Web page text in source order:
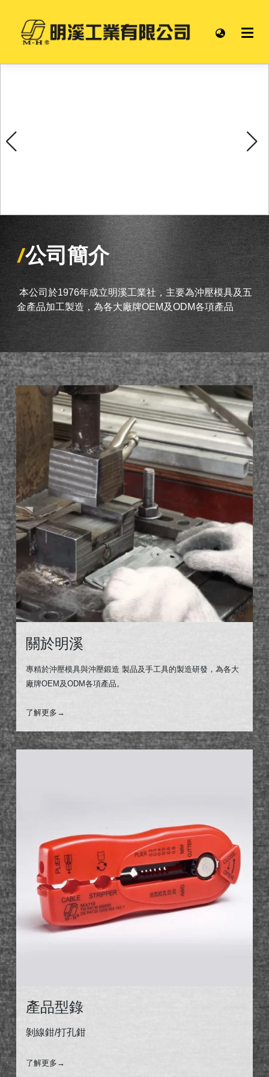
/公司簡介
本公司於1976年成立明溪工業社，主要為沖壓模具及五
金產品加工製造，為各大廠牌OEM及ODM各項產品
關於明溪
專精於沖壓模具與沖壓鍛造 製品及手工具的製造研發，為各大
廠牌OEM及ODM各項產品。
了解更多→
產品型錄
剝線鉗/打孔鉗
了解更多 →